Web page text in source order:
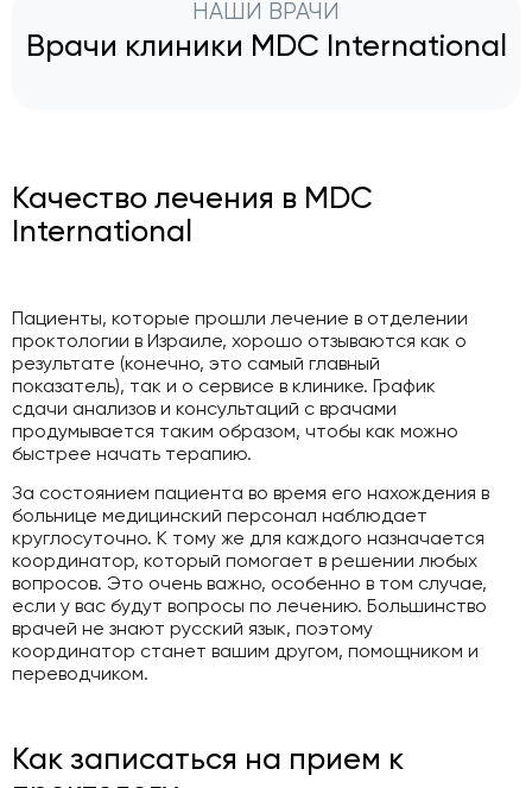
НАШИ ВРАЧИ
Врачи клиники MDC International
Качество лечения в MDC
International
Пациенты, которые прошли лечение в отделении
проктологии в Израиле, хорошо отзываются как о
результате (конечно, это самый главный
показатель), так и о сервисе в клинике. График
сдачи анализов и консультаций с врачами
продумывается таким образом, чтобы как можно
быстрее начать терапию.
За состоянием пациента во время его нахождения в
больнице медицинский персонал наблюдает
круглосуточно. К тому же для каждого назначается
координатор, который помогает в решении любых
вопросов. Это очень важно, особенно в том случае,
если у вас будут вопросы по лечению. Большинство
врачей не знают русский язык, поэтому
координатор станет вашим другом, помощником и
переводчиком.
Как записаться на прием к